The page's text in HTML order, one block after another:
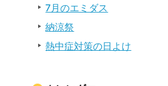
7月のエミダス
納涼祭
熱中症対策の日よけ